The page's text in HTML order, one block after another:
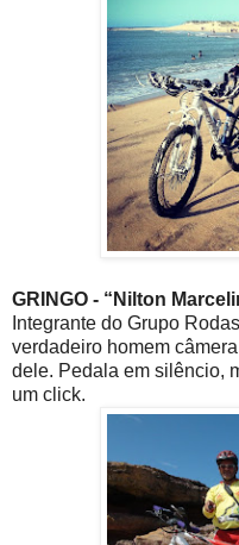
GRINGO - “Nilton
Integrante do Grupo
verdadeiro homem
dele. Pedala em silêncio,
um click.